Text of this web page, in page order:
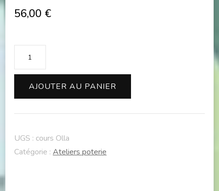
56,00 €
quantité
de
Atelier
Oya
AJOUTER AU PANIER
UGS : cours Olla
Catégorie : Ateliers poterie